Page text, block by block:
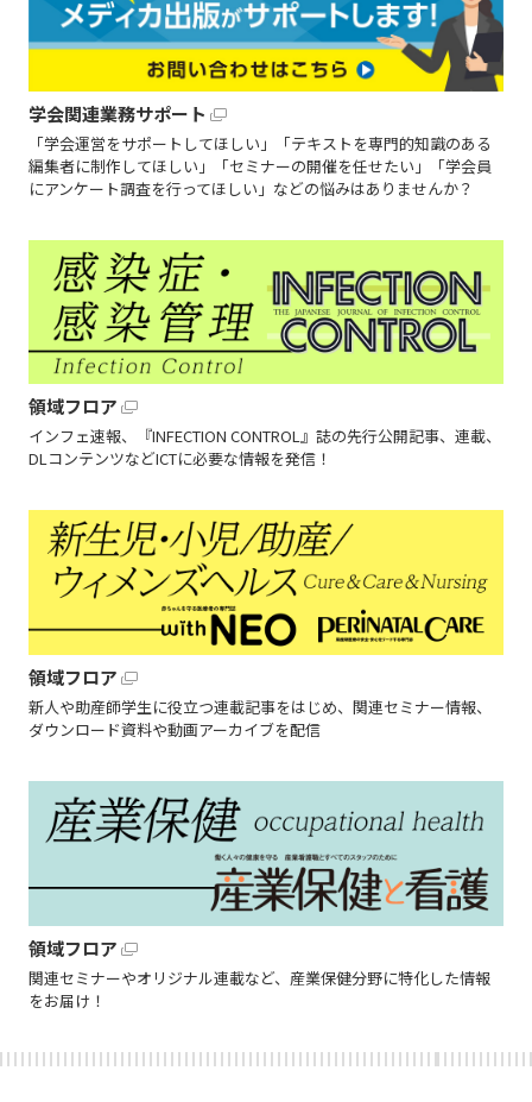
学会関連業務サポート
「学会運営をサポートしてほしい」「テキストを専門的知識のある
編集者に制作してほしい」「セミナーの開催を任せたい」「学会員
にアンケート調査を行ってほしい」などの悩みはありませんか？
領域フロア
インフェ速報、『INFECTION CONTROL』誌の先行公開記事、連載、
DLコンテンツなどICTに必要な情報を発信！
領域フロア
新人や助産師学生に役立つ連載記事をはじめ、関連セミナー情報、
ダウンロード資料や動画アーカイブを配信
領域フロア
関連セミナーやオリジナル連載など、産業保健分野に特化した情報
をお届け！